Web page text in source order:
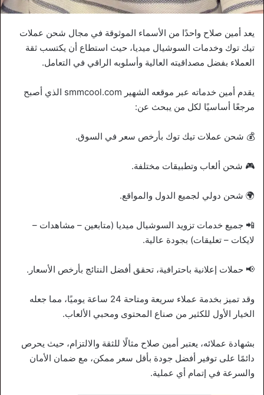
يعد أمين صلاح واحدًا من الأسماء الموثوقة في مجال شحن عملات
تيك توك وخدمات السوشيال ميديا، حيث استطاع أن يكتسب ثقة
العملاء بفضل مصداقيته العالية وأسلوبه الراقي في التعامل.
يقدم أمين خدماته عبر موقعه الشهير smmcool.com الذي أصبح
مرجعًا أساسيًا لكل من يبحث عن:
💰 شحن عملات تيك توك بأرخص سعر في السوق.
🎮 شحن ألعاب وتطبيقات مختلفة.
🌍 شحن دولي لجميع الدول والمواقع.
📲 جميع خدمات تزويد السوشيال ميديا (متابعين – مشاهدات –
لايكات – تعليقات) بجودة عالية.
📢 حملات إعلانية باحترافية، تحقق أفضل النتائج بأرخص الأسعار.
وقد تميز بخدمة عملاء سريعة ومتاحة 24 ساعة يوميًا، مما جعله
الخيار الأول للكثير من صناع المحتوى ومحبي الألعاب.
بشهادة عملائه، يعتبر أمين صلاح مثالًا للثقة والالتزام، حيث يحرص
دائمًا على توفير أفضل جودة بأقل سعر ممكن، مع ضمان الأمان
والسرعة في إتمام أي عملية.